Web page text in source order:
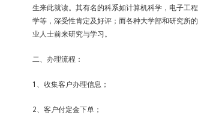
生来此就读。其有名的科系如计算机科学，电子工
学等，深受性肯定及好评；而各种大学部和研究所
业人士前来研究与学习。
二、办理流程：
1、收集客户办理信息；
2、客户付定金下单；